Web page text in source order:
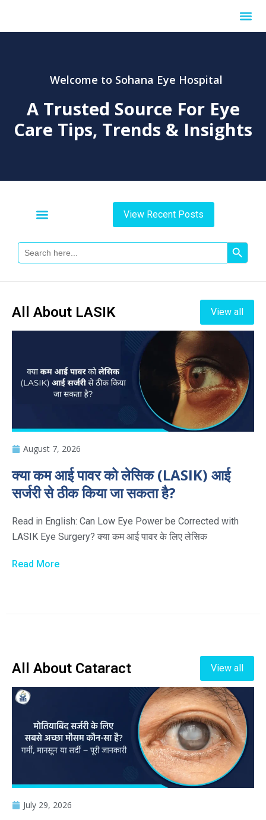
Welcome to Sohana Eye Hospital
A Trusted Source For Eye
Care Tips, Trends & Insights
View Recent Posts
Search
For:
Search Button
All About LASIK View all
August 7, 2026
क्या कम आई पावर को लेसिक (LASIK) आई
सर्जरी से ठीक किया जा सकता है?
Read in English: Can Low Eye Power be Corrected with
LASIK Eye Surgery? क्या कम आई पावर के लिए लेसिक
Read More
All About Cataract View all
July 29, 2026